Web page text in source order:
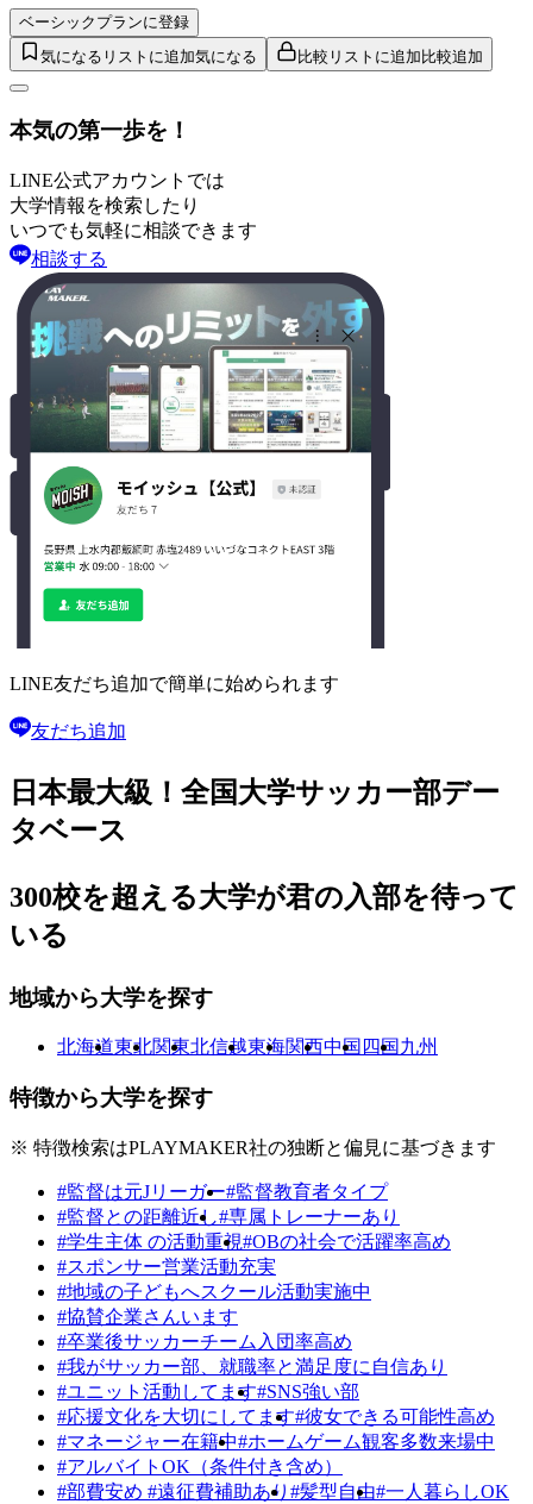
ベーシックプランに登録
気になるリストに追加気になる 比較リストに追加 比較追加
本気の第一歩を！
LINE公式アカウントでは
大学情報を検索したり
いつでも気軽に相談できます
相談する
LINE友だち追加で簡単に始められます
友だち追加
日本最大級！ 全国大学サッカー部デー
タベース
300校を超える大学が君の入部を待って
いる
地域から大学を探す
北海道東北関東北信越東海関西中国 四国 九州
特徴から大学を探す
※ 特徴検索はPLAYMAKER社の独断と偏見に基づきます
#監督は元Jリーガー#監督教育者タイプ
#監督との距離近し#専属トレーナーあり
#学生主体 の活動重視#OBの社会で活躍率高め
#スポンサー営業活動充実
#地域の子どもへスクール活動実施中
#協賛企業さんいます
#卒業後サッカーチーム入団率高め
#我がサッカー部、就職率と満足度に自信あり
#ユニット活動してます#SNS強い部
#応援文化を大切にしてます#彼女できる可能性高め
#マネージャー在籍中#ホームゲーム観客多数来場中
#アルバイトOK（条件付き含め）
#部費安め #遠征費補助あり #髪型自由#一人暮らしOK